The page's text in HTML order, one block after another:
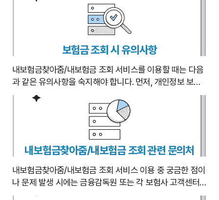
청구 후에는 보험사로부터 보험금 지급 여부 및 지급 시기
에 대한 안내를 받게 됩니다.
독원에 도움을 요청할 수 있습니다. 청구 후에는 보험사로부
터 지급 관련 안내를 받아 보험금을 수령합니다.
보험금 조회 시 유의사항
내보험금찾아줌/내보험금 조회 서비스를 이용할 때는 다음
과 같은 유의사항을 숙지해야 합니다. 먼저, 개인정보 보호
를 위해 안전한 웹사이트를 이용하고, 비밀번호를 안전하게
분명한 웹사이트는 이용하지 않는 것이 중요합니다. 또한,
조회 결과는 참고 자료로만 활용해야 하며, 정확한 정보는
해당 보험사에 확인해야 합니다. 보험금 지급 여부 및 지급
액은 보험 계약 내용에 따라 달라질 수 있으므로, 계약 내용
을 다시 한번 확인하는 것이 좋습니다. 만약, 보험금 지급에
대한 불만이 있다면, 보험사 또는 금융감독원에 문의해야
내보험금찾아줌/내보험금 조회 관련 문의처
내보험금찾아줌/내보험금 조회 서비스 이용 중 궁금한 점이
나 문제 발생 시에는 금융감독원 또는 각 보험사 고객센터
에 문의할 수 있습니다. 금융감독원에서는 서비스 이용 방법